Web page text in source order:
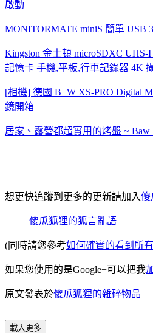
啟動
MONITORMATE miniS 簡單 USB
Kingston 金士頓 microSDXC UHS-
記憶卡 手機,平板,行車記錄器 4K
[相機] 德國 B+W XS-PRO Digital
鏡開箱
居家、露營都超實用的烤盤 ~
想更快追蹤到更多的更新請加入傻
傻瓜狐狸的狐言亂語
(同時請您參考如何確實的看到所
如果您使用的是Google+可以把我
原文發表於傻瓜狐狸的雜碎物品
載入更多